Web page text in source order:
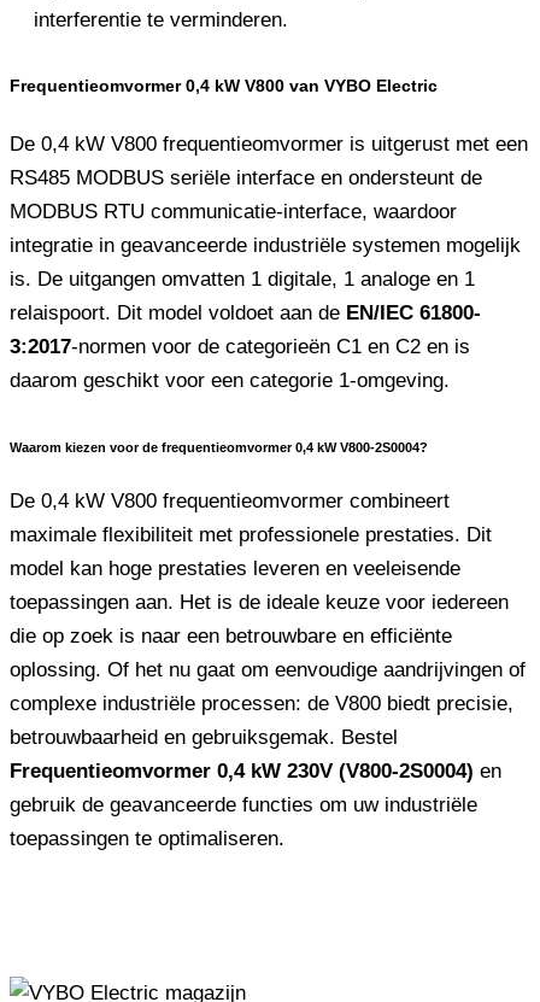
interferentie te verminderen.
Frequentieomvormer 0,4 kW V800 van VYBO Electric
De 0,4 kW V800 frequentieomvormer is uitgerust met een
RS485 MODBUS seriële interface en ondersteunt de
MODBUS RTU communicatie-interface, waardoor
integratie in geavanceerde industriële systemen mogelijk
is. De uitgangen omvatten 1 digitale, 1 analoge en 1
relaispoort. Dit model voldoet aan de EN/IEC 61800-
3:2017-normen voor de categorieën C1 en C2 en is
daarom geschikt voor een categorie 1-omgeving.
Waarom kiezen voor de frequentieomvormer 0,4 kW V800-2S0004?
De 0,4 kW V800 frequentieomvormer combineert
maximale flexibiliteit met professionele prestaties. Dit
model kan hoge prestaties leveren en veeleisende
toepassingen aan. Het is de ideale keuze voor iedereen
die op zoek is naar een betrouwbare en efficiënte
oplossing. Of het nu gaat om eenvoudige aandrijvingen of
complexe industriële processen: de V800 biedt precisie,
betrouwbaarheid en gebruiksgemak. Bestel
Frequentieomvormer 0,4 kW 230V (V800-2S0004) en
gebruik de geavanceerde functies om uw industriële
toepassingen te optimaliseren.